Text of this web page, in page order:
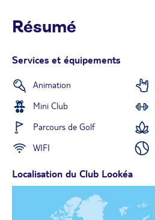
Résumé
Services et équipements
Animation
Mini Club
Parcours de Golf
WIFI
Localisation du Club Lookéa